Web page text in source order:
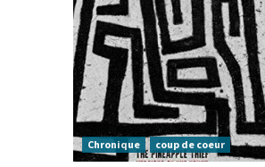
Chronique coup de coeur